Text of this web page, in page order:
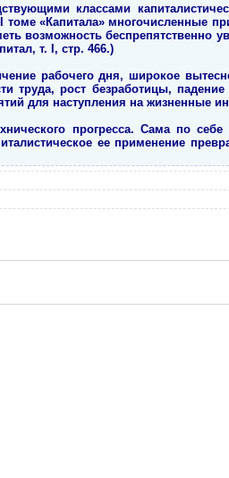
классами
«Капитала» многочисленные
возможность беспрепятственно
т. I, стр. 466.)
рабочего дня, широкое
труда, рост безработицы, падение
для наступления на жизненные
прогресса. Сама по себе
ее применение